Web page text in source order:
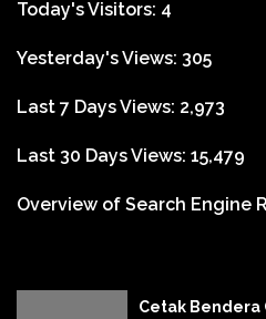
Today's Visitors: 4
Yesterday's Views: 305
Last 7 Days Views: 2,973
Last 30 Days Views: 15,479
Overview of Search Engine
Cetak Bendera